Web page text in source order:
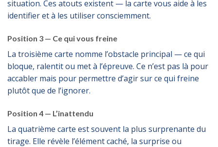
situation. Ces atouts existent — la carte vous aide à les
identifier et à les utiliser consciemment.
Position 3 — Ce qui vous freine
La troisième carte nomme l’obstacle principal — ce qui
bloque, ralentit ou met à l’épreuve. Ce n’est pas là pour
accabler mais pour permettre d’agir sur ce qui freine
plutôt que de l’ignorer.
Position 4 — L’inattendu
La quatrième carte est souvent la plus surprenante du
tirage. Elle révèle l’élément caché, la surprise ou